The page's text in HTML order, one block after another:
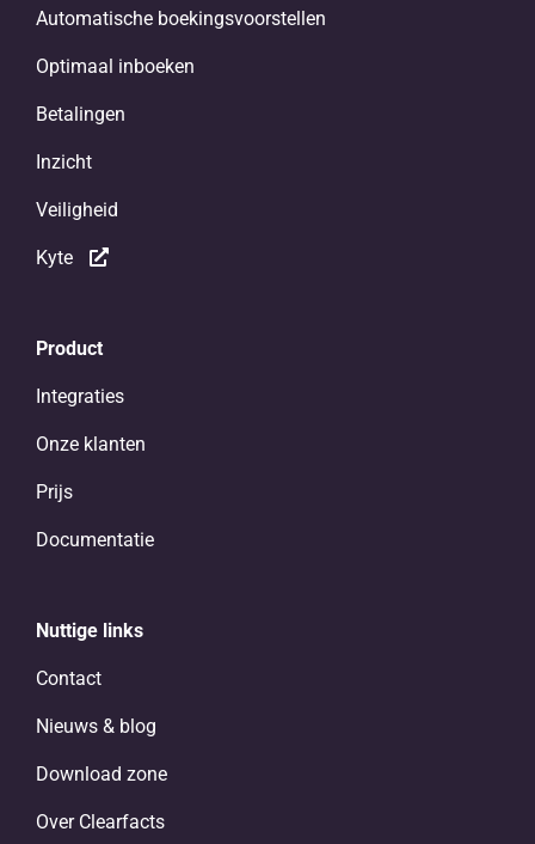
Automatische boekingsvoorstellen
Optimaal inboeken
Betalingen
Inzicht
Veiligheid
Kyte
Product
Integraties
Onze klanten
Prijs
Documentatie
Nuttige links
Contact
Nieuws & blog
Download zone
Over Clearfacts